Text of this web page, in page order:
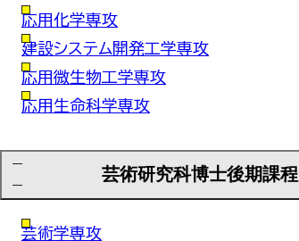
応用化学専攻
建設システム開発工学専攻
応用微生物工学専攻
応用生命科学専攻
芸術研究科博士後期課程
芸術学専攻